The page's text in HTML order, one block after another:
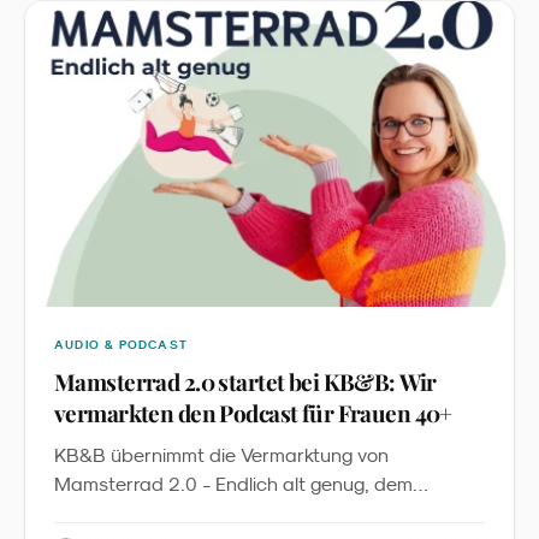
Kampagne: Es ist die erste sichtbare Anwendung
eines global geltenden Character-Licensing-
Standards im deutschen LEH.
AUDIO & PODCAST
Mamsterrad 2.0 startet bei KB&B: Wir
vermarkten den Podcast für Frauen 40+
KB&B übernimmt die Vermarktung von
Mamsterrad 2.0 - Endlich alt genug, dem